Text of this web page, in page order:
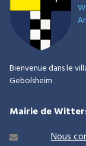
Bienvenue dans le
Gebolsheim
Mairie de
 Nous